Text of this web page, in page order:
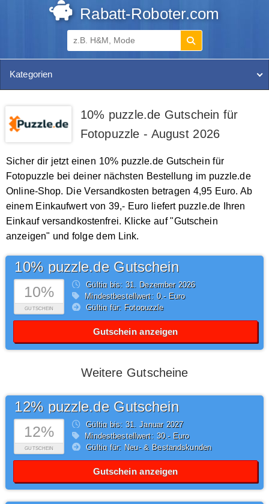
Rabatt-Roboter.com
Kategorien
10% puzzle.de Gutschein für
Fotopuzzle - August 2026
Sicher dir jetzt einen 10% puzzle.de Gutschein für
Fotopuzzle bei deiner nächsten Bestellung im puzzle.de
Online-Shop. Die Versandkosten betragen 4,95 Euro. Ab
einem Einkaufwert von 39,- Euro liefert puzzle.de Ihren
Einkauf versandkostenfrei. Klicke auf "Gutschein
anzeigen" und folge dem Link.
10%
GUTSCHEIN
10% puzzle.de Gutschein
Gültig bis: 31. Dezember2026
Mindestbestellwert: 0,- Euro
Gültig für: Fotopuzzle
Gutschein anzeigen
Weitere Gutscheine
12%
GUTSCHEIN
12% puzzle.de Gutschein
Gültig bis: 31.Januar2027
Mindestbestellwert: 30,- Euro
Gültig für: Neu- & Bestandskunden
Gutschein anzeigen